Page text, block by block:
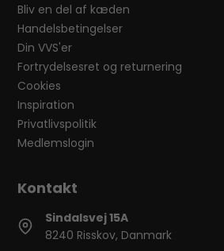
Bliv en del af kæden
Handelsbetingelser
Din VVS'er
Fortrydelsesret og returnering
Cookies
Inspiration
Privatlivspolitik
Medlemslogin
Sindalsvej 15A
8240 Risskov, Danmark